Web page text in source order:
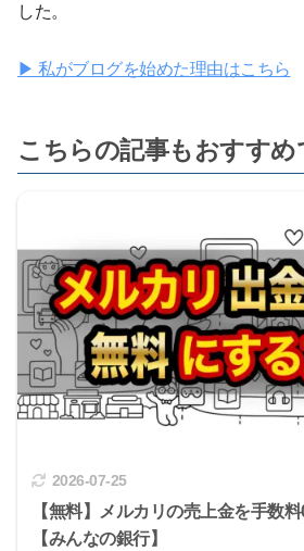
した。
▶ 私がブログを始めた理由はこちら
こちらの記事もおすすめ
2026-07-25
【無料】メルカリの売上金を手数
【みんなの銀行】